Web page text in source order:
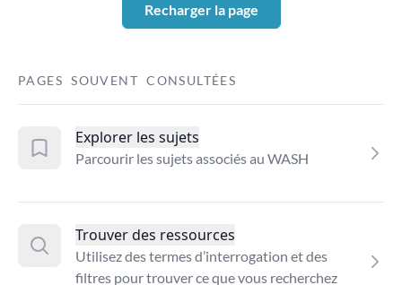
Recharger la page
PAGES SOUVENT CONSULTÉES
Explorer les sujets
Parcourir les sujets associés au WASH
Trouver des ressources
Utilisez des termes d’interrogation et des
filtres pour trouver ce que vous recherchez